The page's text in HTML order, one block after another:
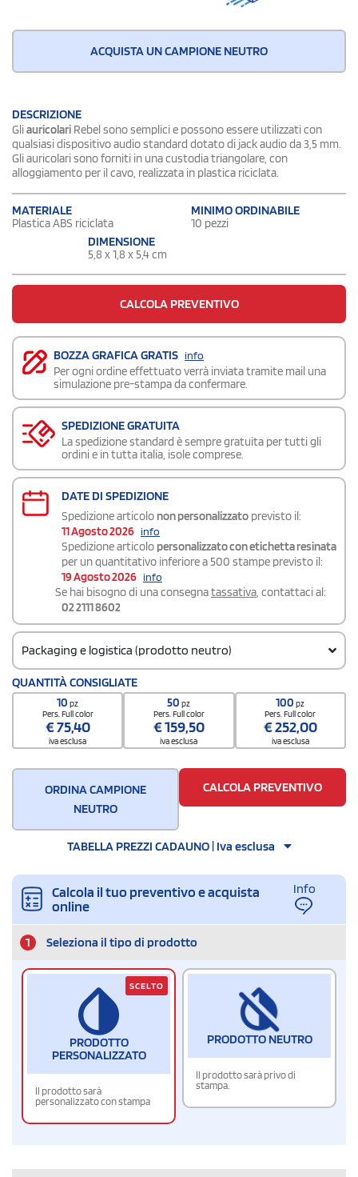
ACQUISTA UN CAMPIONE NEUTRO
DESCRIZIONE
Gliauricolari Rebel sono semplici e possono essere utilizzati con
qualsiasi dispositivo audio standard dotato di jack audio da 3,5 mm.
Gli auricolari sono forniti in una custodia triangolare, con
alloggiamento per il cavo, realizzata in plastica riciclata.
MATERIALE
Plastica ABS riciclata
MINIMO ORDINABILE
10 pezzi
DIMENSIONE
5,8 x 1,8 x 5,4 cm
CALCOLA PREVENTIVO
BOZZA GRAFICA GRATIS info
Per ogni ordine effettuato verrà inviata tramite mail una
simulazione pre-stampa da confermare.
SPEDIZIONE GRATUITA
La spedizione standard è sempre gratuita per tutti gli
ordini e in tutta italia, isole comprese.
DATE DI SPEDIZIONE
Spedizione articolo non personalizzato previsto il:
11 Agosto 2026 info
Spedizione articolo personalizzato con etichetta resinata
per un quantitativo inferiore a 500 stampe previsto il:
19 Agosto 2026 info
Se hai bisogno di una consegnatassativa, contattaci al:
02 2111 8602
Packaging e logistica (prodotto neutro)
Codice doganale
8518300090000000000000
Quantità per confezione
100 / Inner carton
Quantità per scatola
400
QUANTITÀ CONSIGLIATE
10pz
Pers. Full color
€75,40
iva esclusa
50pz
Pers. Full color
€159,50
iva esclusa
100pz
Pers. Full color
€252,00
iva esclusa
ORDINA CAMPIONE
NEUTRO
CALCOLA PREVENTIVO
TABELLA PREZZI CADAUNO | Iva esclusa
Calcola il tuo preventivo e acquista
online
Info
1 Seleziona il tipo di prodotto
PRODOTTO
PERSONALIZZATO
Il prodotto sarà
personalizzato con stampa
SCELTO
PRODOTTO NEUTRO
Il prodotto sarà privo di
stampa.